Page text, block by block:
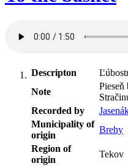
Descripton
Note
Pieseň
Recorded by
Municipality of
origin
Brehy
Region of
origin
Tekov